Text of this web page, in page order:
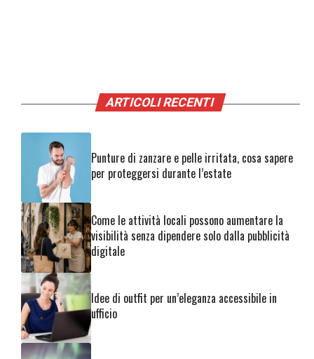
ARTICOLI RECENTI
Punture di zanzare e pelle irritata, cosa sapere
per proteggersi durante l’estate
Come le attività locali possono aumentare la
visibilità senza dipendere solo dalla pubblicità
digitale
Idee di outfit per un’eleganza accessibile in
ufficio